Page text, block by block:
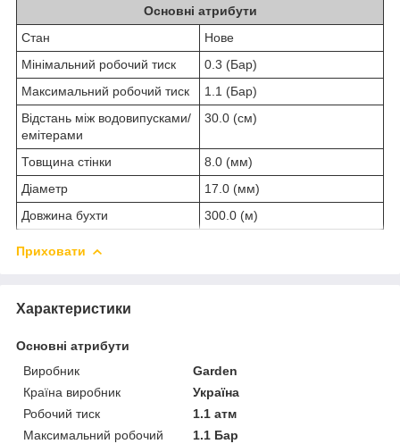
Основні атрибути
Стан
Нове
Мінімальний робочий тиск
0.3 (Бар)
Максимальний робочий тиск
1.1 (Бар)
Відстань між водовипусками/
емітерами
30.0 (см)
Товщина стінки
8.0 (мм)
Діаметр
17.0 (мм)
Довжина бухти
300.0 (м)
Приховати
Характеристики
Основні атрибути
Виробник
Garden
Країна виробник
Україна
Робочий тиск
1.1 атм
Максимальний робочий
1.1 Бар